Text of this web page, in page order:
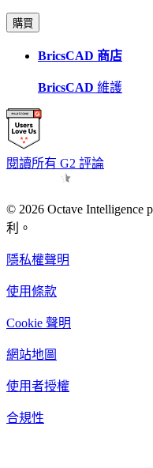
購買
BricsCAD 商店
BricsCAD 維護
閱讀所有 G2 評論
© 2026 Octave
利。
隱私權聲明
使用條款
Cookie 聲明
網站地圖
使用者授權
合規性